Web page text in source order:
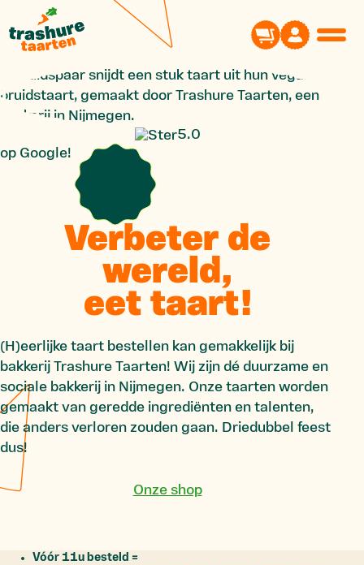
Verbeter de
wereld,
eet taart!
(H)eerlijke taart bestellen kan gemakkelijk bij
bakkerij Trashure Taarten! Wij zijn dé duurzame en
sociale bakkerij in Nijmegen. Onze taarten worden
gemaakt van geredde ingrediënten en talenten,
die anders verloren zouden gaan. Driedubbel feest
dus!
Onze shop
5.0
op Google!
Vóór 11u besteld =